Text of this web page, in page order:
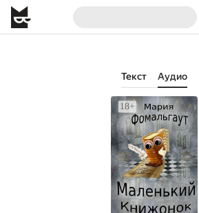
Текст Аудио